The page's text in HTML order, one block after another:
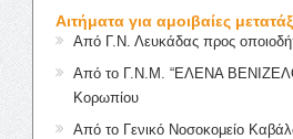
Αιτήματα για αμοιβαίες
Από Γ.Ν. Λευκάδας προς
Από το Γ.Ν.Μ. “ΕΛΕΝΑ
Κορωπίου
Από το Γενικό Νοσοκομείο